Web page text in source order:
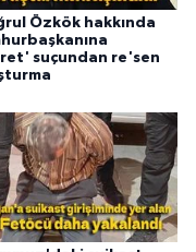
Özkök hakkında
suçundan re'sen